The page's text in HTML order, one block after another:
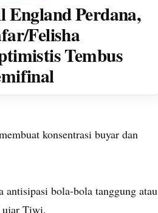
England Perdana,
Felisha
Tembus
konsentrasi buyar dan
bola-bola tanggung atau
ujar Tiwi.